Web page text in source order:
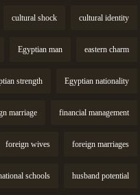
cultural identity
cultural shock
eastern charm
Egyptian man
Egyptian nationality
strength
financial management
marriage
foreign marriages
foreign wives
husband potential
schools